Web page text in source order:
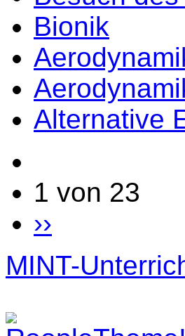
Bionik
Alternative
1 von 23
››
MINT-